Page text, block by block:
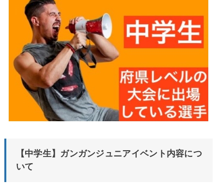
【中学生】ガンガンジュニアイベント内容につ
いて